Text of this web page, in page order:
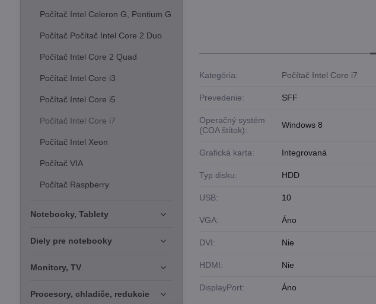
Kategória: Počítač Intel Core i7
Prevedenie: SFF
Operačný systém
(COA štítok):
Windows 8
Grafická karta: Integrovaná
Typ disku: HDD
USB: 10
VGA: Áno
DVI: Nie
HDMI: Nie
DisplayPort: Áno
Počítač Intel Celeron G, Pentium G
Počítač Počítač Intel Core 2 Duo
Počítač Intel Core 2 Quad
Počítač Intel Core i3
Počítač Intel Core i5
Počítač Intel Core i7
Počítač Intel Xeon
Počítač VIA
Počítač Raspberry
Notebooky, Tablety
Diely pre notebooky
Monitory, TV
Procesory, chladiče, redukcie